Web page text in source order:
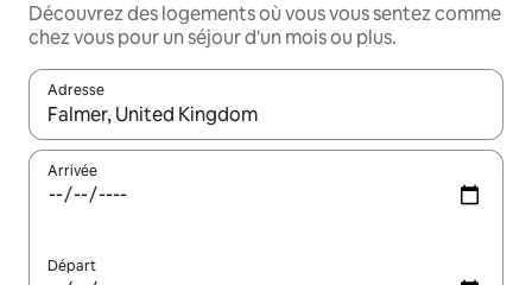
Découvrez des logements où vous vous sentez comme
chez vous pour un séjour d'un mois ou plus.
Adresse
Lorsque les résultats s'affichent, utilisez les flèches vers le
Arrivée
Départ